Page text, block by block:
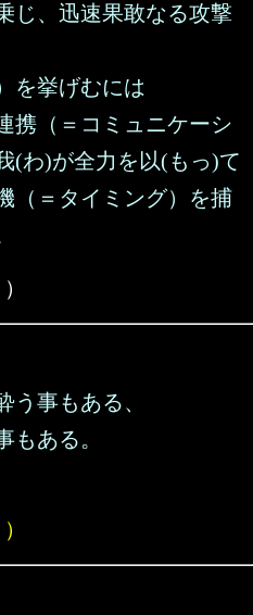
じ、迅速果敢なる攻撃
を挙げむには
携（＝コミュニケーシ
(わ)が全力を以(もっ)て
（＝タイミング）を捕
う事もある、
もある。
）